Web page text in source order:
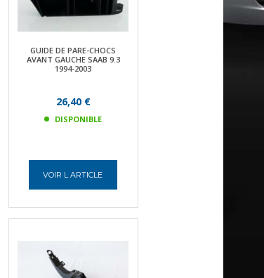
GUIDE DE PARE-CHOCS
AVANT GAUCHE SAAB 9.3
1994-2003
26,40 €
DISPONIBLE
VOIR L ARTICLE